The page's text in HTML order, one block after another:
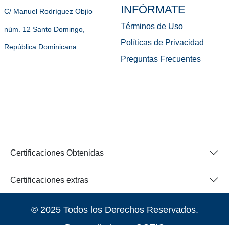
C/ Manuel Rodríguez Objío
núm. 12 Santo Domingo,
República Dominicana
INFÓRMATE
Términos de Uso
Políticas de Privacidad
Preguntas Frecuentes
Certificaciones Obtenidas
Certificaciones extras
© 2025 Todos los Derechos Reservados.